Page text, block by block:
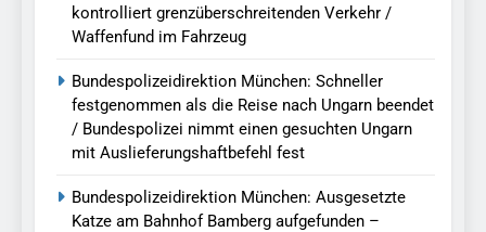
kontrolliert grenzüberschreitenden Verkehr /
Waffenfund im Fahrzeug
Bundespolizeidirektion München: Schneller
festgenommen als die Reise nach Ungarn beendet
/ Bundespolizei nimmt einen gesuchten Ungarn
mit Auslieferungshaftbefehl fest
Bundespolizeidirektion München: Ausgesetzte
Katze am Bahnhof Bamberg aufgefunden –